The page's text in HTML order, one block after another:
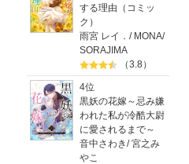
する理由（コミッ
ク）
雨宮 レイ． / MONA/
SORAJIMA
（3.8）
4位
黒妖の花嫁～忌み嫌
われた私が冷酷大尉
に愛されるまで～
音中さわき/宮之み
やこ